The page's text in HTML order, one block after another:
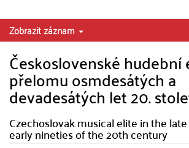
Zobrazit záznam
Československé hudební
přelomu osmdesátých a
devadesátých let 20.
Czechoslovak musical elite in the
early nineties of the 20th century